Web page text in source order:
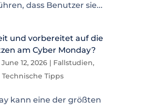
dass Benutzer sie...
und vorbereitet auf die
am Cyber Monday?
12, 2026| Fallstudien,
Technische Tipps
kann eine der größten